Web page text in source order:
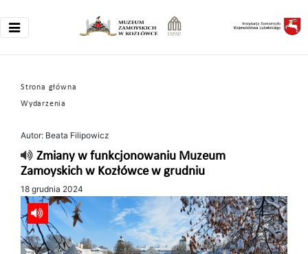
Strona główna
Wydarzenia
Autor: Beata Filipowicz
Zmiany w funkcjonowaniu Muzeum
Zamoyskich w Kozłówce w grudniu
18 grudnia 2024